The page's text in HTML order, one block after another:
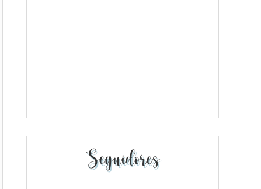
Seguidores